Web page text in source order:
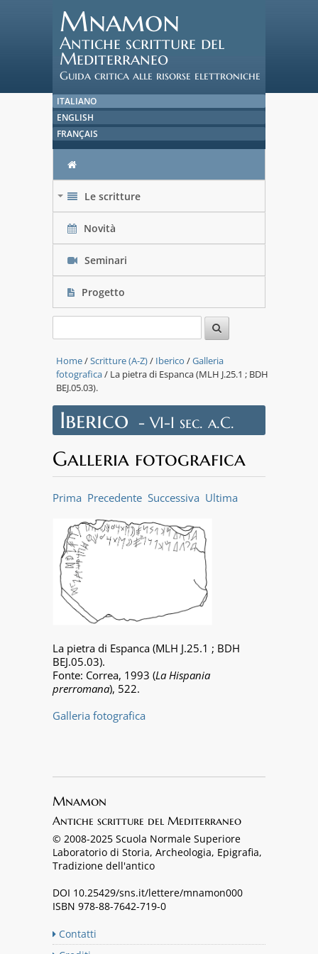
Mnamon
Antiche scritture del
Mediterraneo
Guida critica alle risorse elettroniche
ITALIANO
ENGLISH
FRANÇAIS
Le scritture
Novità
Seminari
Progetto
Home/Scritture (A-Z)/ Iberico /Galleria
fotografica/ La pietra di Espanca (MLH J.25.1 ; BDH
BEJ.05.03).
Iberico - VI-I sec. a.C.
Galleria fotografica
Prima Precedente Successiva Ultima
La pietra di Espanca (MLH J.25.1 ; BDH
BEJ.05.03).
Fonte: Correa, 1993 (La Hispania
prerromana), 522.
Galleria fotografica
Mnamon
Antiche scritture del Mediterraneo
© 2008-2025 Scuola Normale Superiore
Laboratorio di Storia, Archeologia, Epigrafia,
Tradizione dell'antico
DOI 10.25429/sns.it/lettere/mnamon000
ISBN 978-88-7642-719-0
Contatti